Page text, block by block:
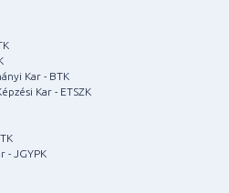
Kar - BTK
Kar - ETSZK
- JGYPK